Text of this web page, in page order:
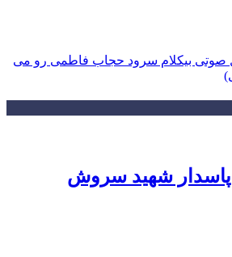
صوتی بیکلام سرود حجاب فاطمی رو می
پاسدار شهید سروش